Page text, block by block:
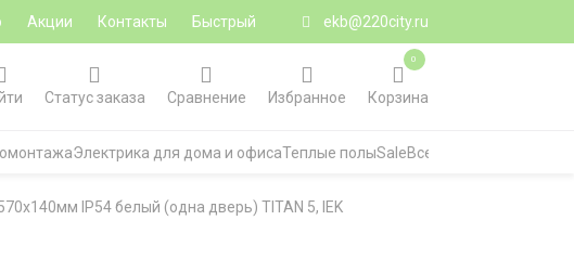
Акции Контакты
Быстрый
ekb@220city.ru
Статус заказа Сравнение Избранное Корзина
0
Электрика для дома и офисаТеплые полыSaleВсе категории
IP54 белый (одна дверь) TITAN 5, IEK